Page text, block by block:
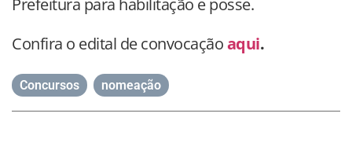
Prefeitura para habilitação e posse.
Confira o edital de convocaçãoaqui.
Concursos nomeação